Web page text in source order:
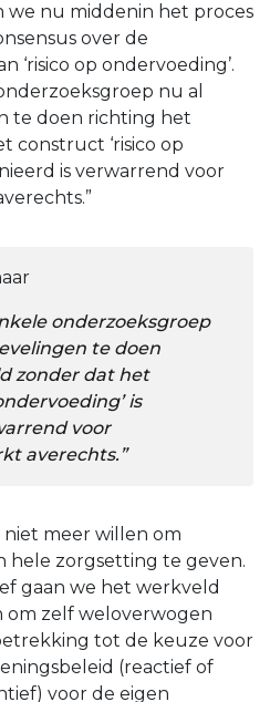
we nu middenin het proces
over de
‘risico op ondervoeding’.
nu al
te doen richting het
construct ‘risico op
is verwarrend voor
onderzoeksgroep
te doen
zonder dat het
is
voor
averechts.”
meer willen om
hele zorgsetting te geven.
gaan we het werkveld
om zelf weloverwogen
tot de keuze voor
(reactief of
voor de eigen